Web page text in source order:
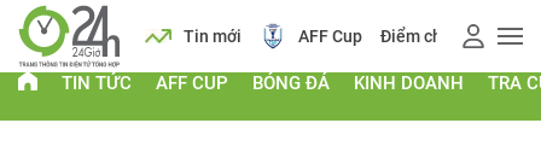
Lịch Tin mới AFF Cup Điểm chuẩn 2026
TIN TỨC AFF CUP BÓNG ĐÁ KINH DOANH TRA